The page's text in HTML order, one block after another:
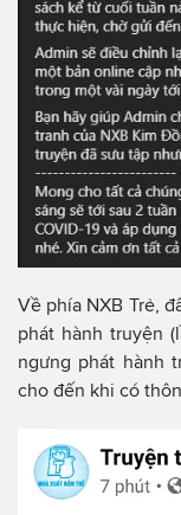
Về phía NXB Trẻ,
phát hành truyện
ngưng phát hành
cho đến khi có